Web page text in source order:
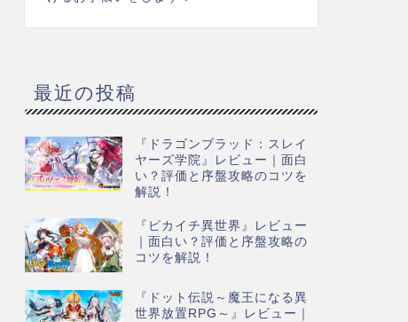
最近の投稿
『ドラゴンブラッド：スレイ
ヤーズ学院』レビュー｜面白
い？評価と序盤攻略のコツを
解説！
『ピカイチ異世界』レビュー
｜面白い？評価と序盤攻略の
コツを解説！
『ドット伝説～魔王になる異
世界放置RPG～』レビュー｜